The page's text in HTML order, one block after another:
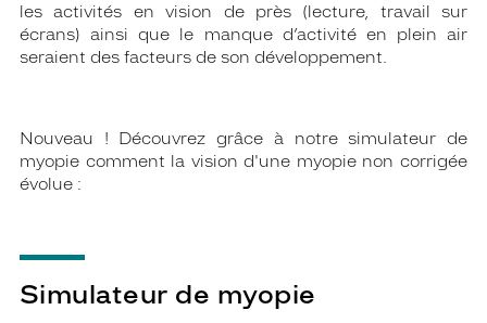
les activités en vision de près (lecture, travail sur
écrans) ainsi que le manque d’activité en plein air
seraient des facteurs de son développement.
Nouveau ! Découvrez grâce à notre simulateur de
myopie comment la vision d'une myopie non corrigée
évolue :
Simulateur de myopie